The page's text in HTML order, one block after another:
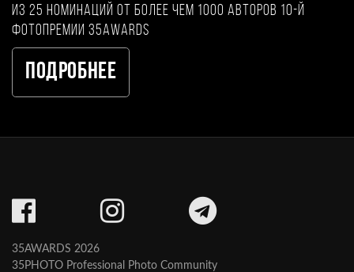
из 25 номинаций от более чем 1000 авторов 10-й
фотопремии 35AWARDS
Подробнее
35AWARDS 2026
35PHOTO Professional Photo Community